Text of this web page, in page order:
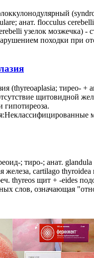
анат. flocculus
узелок мозжечка) -
походки при
(thyreoaplasia; тирео- +
щитовидной
гипотиреоза.
; тиро-; анат. glandula
железа, cartilago
thyreos щит + -eides
слов, означающая